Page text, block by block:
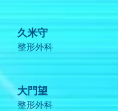
久米守
整形外科
大門望
整形外科